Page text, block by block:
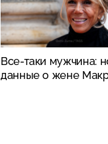
Все-таки мужчина:
данные о жене